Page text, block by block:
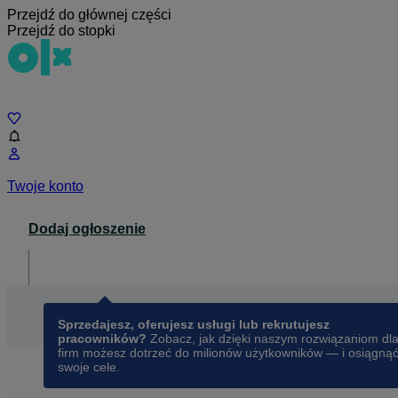
Przejdź do głównej części
Przejdź do stopki
Twoje konto
Dodaj ogłoszenie
Sprzedajesz, oferujesz usługi lub rekrutujesz
pracowników? Zobacz, jak dzięki naszym rozwiązaniom dla
firm możesz dotrzeć do milionów użytkowników — i osiągnąć
swoje cele.